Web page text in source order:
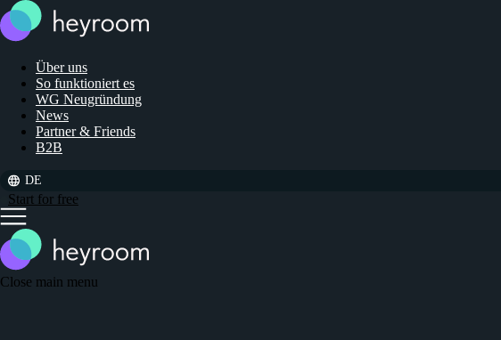
Über uns
So funktioniert es
WG Neugründung
News
Partner & Friends
B2B
DE
Start for free
Close main menu